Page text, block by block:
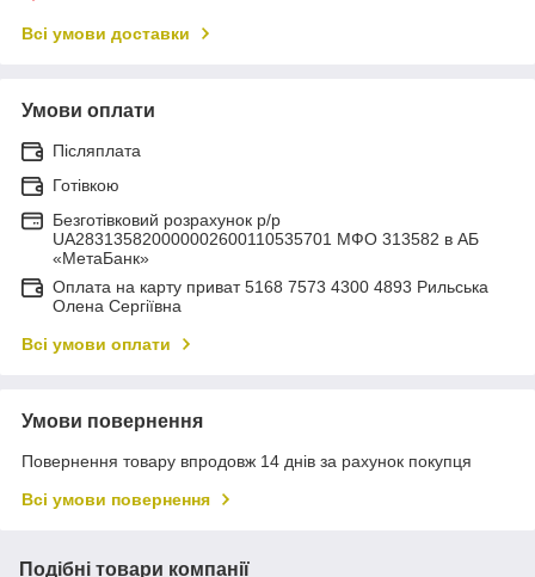
Всі умови доставки
Умови оплати
Післяплата
Готівкою
Безготівковий розрахунок р/р
UA283135820000002600110535701 МФО 313582 в АБ
«МетаБанк»
Оплата на карту приват 5168 7573 4300 4893 Рильська
Олена Сергіївна
Всі умови оплати
Умови повернення
Повернення товару впродовж 14 днів за рахунок покупця
Всі умови повернення
Подібні товари компанії